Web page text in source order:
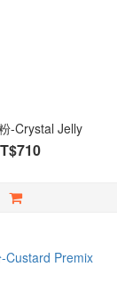
-Crystal Jelly